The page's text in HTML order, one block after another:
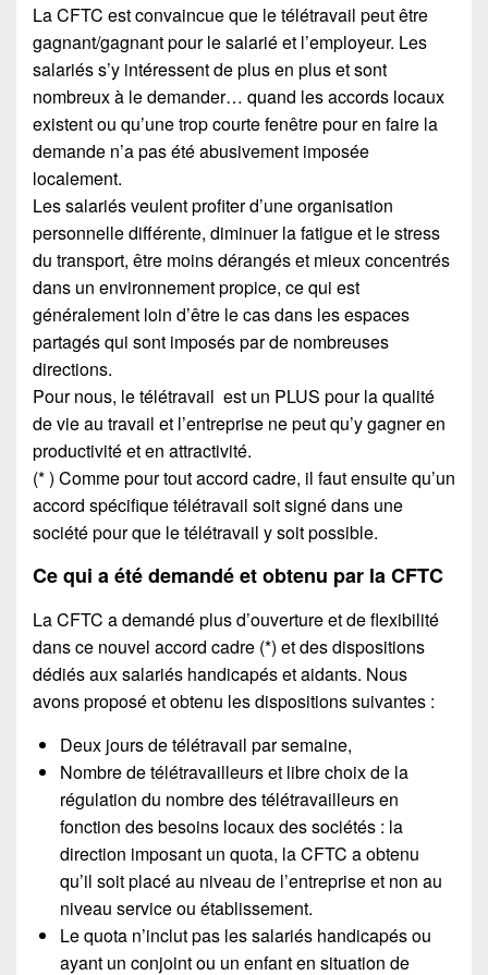
La CFTC est convaincue que le télétravail peut être
gagnant/gagnant pour le salarié et l’employeur. Les
salariés s’y intéressent de plus en plus et sont
nombreux à le demander… quand les accords locaux
existent ou qu’une trop courte fenêtre pour en faire la
demande n’a pas été abusivement imposée
localement.
Les salariés veulent profiter d’une organisation
personnelle différente, diminuer la fatigue et le stress
du transport, être moins dérangés et mieux concentrés
dans un environnement propice, ce qui est
généralement loin d’être le cas dans les espaces
partagés qui sont imposés par de nombreuses
directions.
Pour nous, le télétravail est un PLUS pour la qualité
de vie au travail et l’entreprise ne peut qu’y gagner en
productivité et en attractivité.
(* ) Comme pour tout accord cadre, il faut ensuite qu’un
accord spécifique télétravail soit signé dans une
société pour que le télétravail y soit possible.
Ce qui a été demandé et obtenu par la CFTC
La CFTC a demandé plus d’ouverture et de flexibilité
dans ce nouvel accord cadre (*) et des dispositions
dédiés aux salariés handicapés et aidants. Nous
avons proposé et obtenu les dispositions suivantes :
Deux jours de télétravail par semaine,
Nombre de télétravailleurs et libre choix de la
régulation du nombre des télétravailleurs en
fonction des besoins locaux des sociétés : la
direction imposant un quota, la CFTC a obtenu
qu’il soit placé au niveau de l’entreprise et non au
niveau service ou établissement.
Le quota n’inclut pas les salariés handicapés ou
ayant un conjoint ou un enfant en situation de